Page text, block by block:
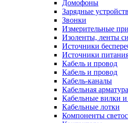
Домофоны
Зарядные
Звонки
Измерительные
Изоленты, ленты
Источники
Источники
Кабель и провод
Кабель и провод
Кабель-каналы
Кабельная арматура
Кабельные вилки и
Кабельные лотки
Компоненты